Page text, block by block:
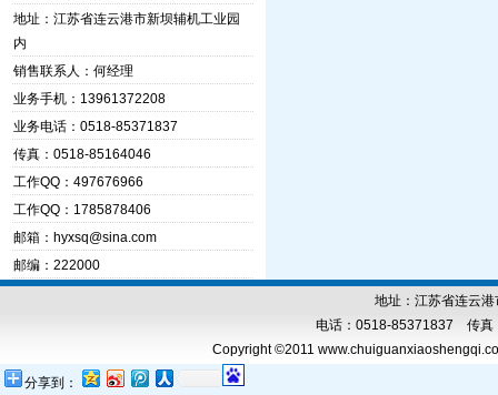
地址：江苏省连云港市新坝辅机工业园
内
销售联系人：何经理
业务手机：13961372208
业务电话：0518-85371837
传真：0518-85164046
工作QQ：497676966
工作QQ：1785878406
邮箱： hyxsq@sina.com
邮编：222000
地址：江苏省连云
电话：0518-85371837 传
Copyright ©2011
分享到：